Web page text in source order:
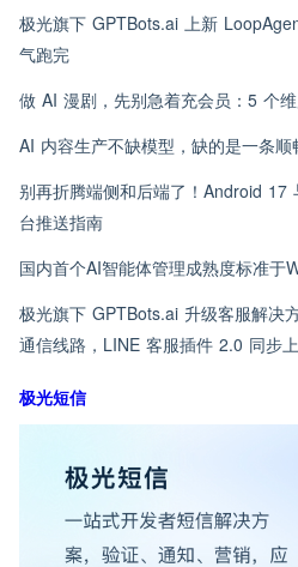
极光旗下 GPTBots.ai 上新
气跑完
做 AI 漫剧，先别急着充会员：5 个
AI 内容生产不缺模型，缺的是一条顺
别再折腾端侧和后端了！Android
台推送指南
国内首个AI智能体管理成熟度标准于
极光旗下 GPTBots.ai 升级客服解决
通信线路，LINE 客服插件 2.0 同步
极光短信